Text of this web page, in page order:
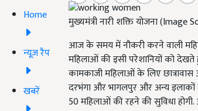
Home
न्यूज़ रैप
खबरें
मुख्यमंत्री नारी शक्ति योजना (Image
आज के समय में नौकरी करने वाली
महिलाओं की इसी परेशानियों को
कामकाजी महिलाओं के लिए
दरभंगा और भागलपुर और अन्य इलाकों
50 महिलाओं की रहने की सुविधा